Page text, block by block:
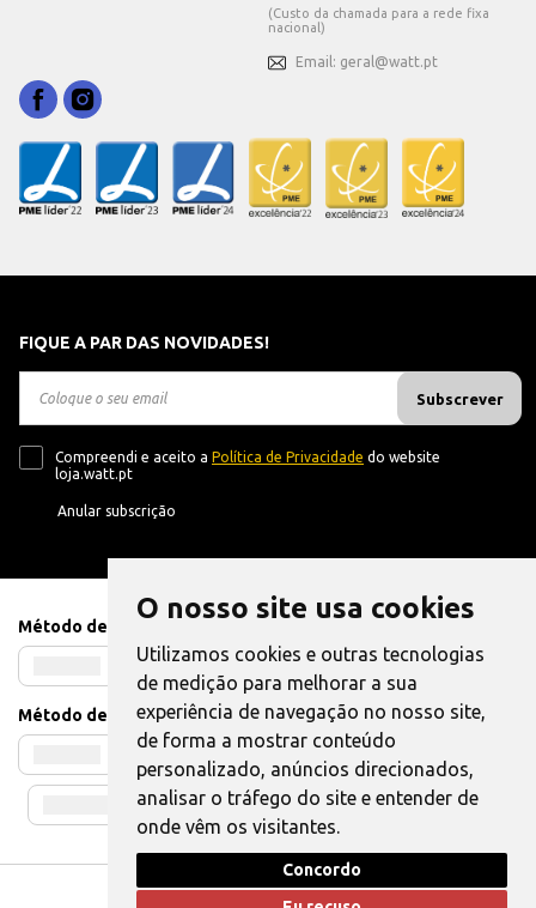
O nosso site usa cookies
Utilizamos cookies e outras tecnologias
de medição para melhorar a sua
experiência de navegação no nosso site,
de forma a mostrar conteúdo
personalizado, anúncios direcionados,
analisar o tráfego do site e entender de
onde vêm os visitantes.
Concordo
(Custo da chamada para a rede fixa
nacional)
Email: geral@watt.pt
FIQUE A PAR DAS NOVIDADES!
Subscrever
Compreendi e aceito a Política de Privacidade do website
loja.watt.pt
Anular subscrição
Método de Pagamento
Método de Envio
Livro de Reclamações | Também pode Elogiar